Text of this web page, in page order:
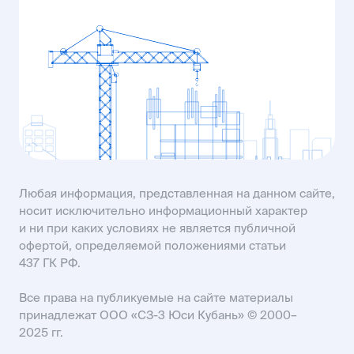
MAIL61@USIMAIL.RU
KISLOVODSK@USIMAIL.RU
пр-кт Строителей, 93А
SALES61@USIMAIL.RU
Любая информация, представленная на данном сайте,
носит исключительно информационный характер
и ни при каких условиях не является публичной
офертой, определяемой положениями статьи
437 ГК РФ.
Все права на публикуемые на сайте материалы
принадлежат ООО «СЗ-3 Юси Кубань» © 2000–
2025 гг.